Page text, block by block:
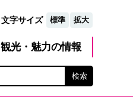
文字サイズ 標準 拡大
観光・魅力の情報